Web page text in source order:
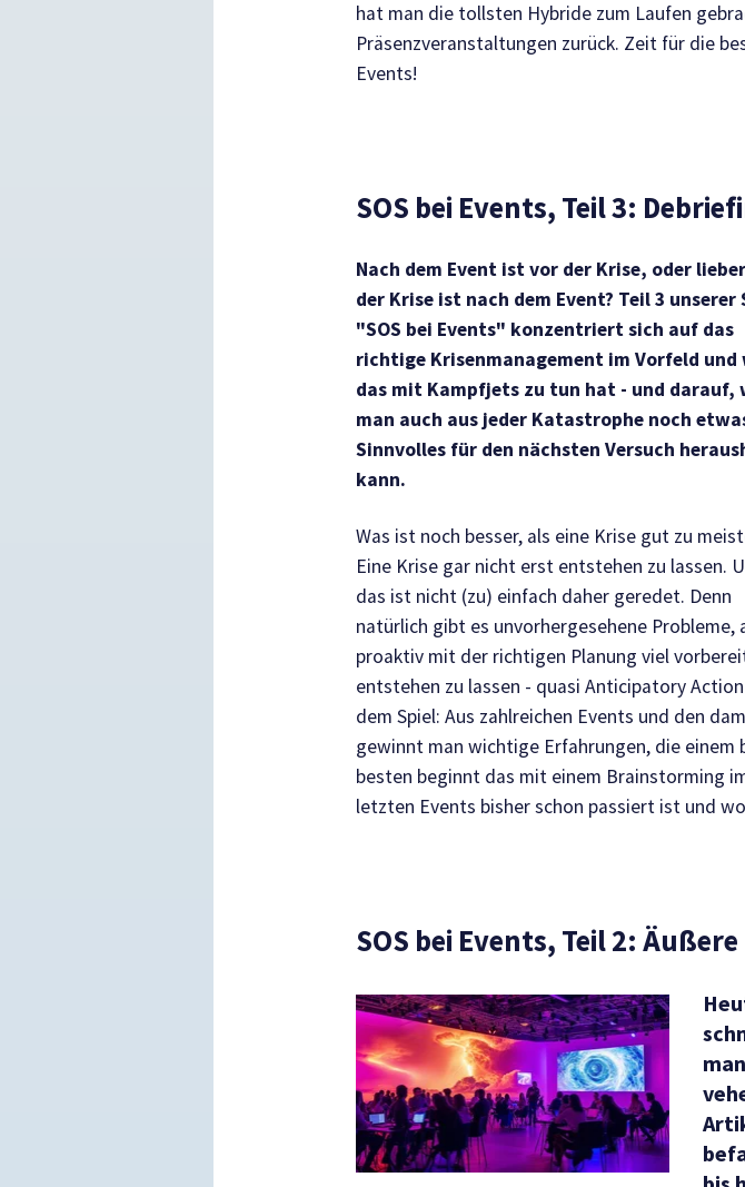
hat man die tollsten Hybride zum Laufen
Präsenzveranstaltungen zurück. Zeit für die
Events!
SOS bei Events, Teil 3:
Nach dem Event ist vor der Krise, oder
der Krise ist nach dem Event? Teil 3 unserer
"SOS bei Events" konzentriert sich auf das
richtige Krisenmanagement im Vorfeld und
das mit Kampfjets zu tun hat - und darauf,
man auch aus jeder Katastrophe noch
Sinnvolles für den nächsten Versuch
kann.
Was ist noch besser, als eine Krise gut zu
Eine Krise gar nicht erst entstehen zu lassen.
das ist nicht (zu) einfach daher geredet. Denn
natürlich gibt es unvorhergesehene
proaktiv mit der richtigen Planung viel
entstehen zu lassen - quasi Anticipatory
dem Spiel: Aus zahlreichen Events und den
gewinnt man wichtige Erfahrungen, die einem
besten beginnt das mit einem Brainstorming
letzten Events bisher schon passiert ist und
SOS bei Events, Teil 2: